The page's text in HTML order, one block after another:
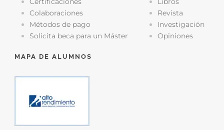
Colaboraciones
Métodos de pago
Solicita beca para un Máster
Revista
Investigación
Opiniones
MAPA DE ALUMNOS